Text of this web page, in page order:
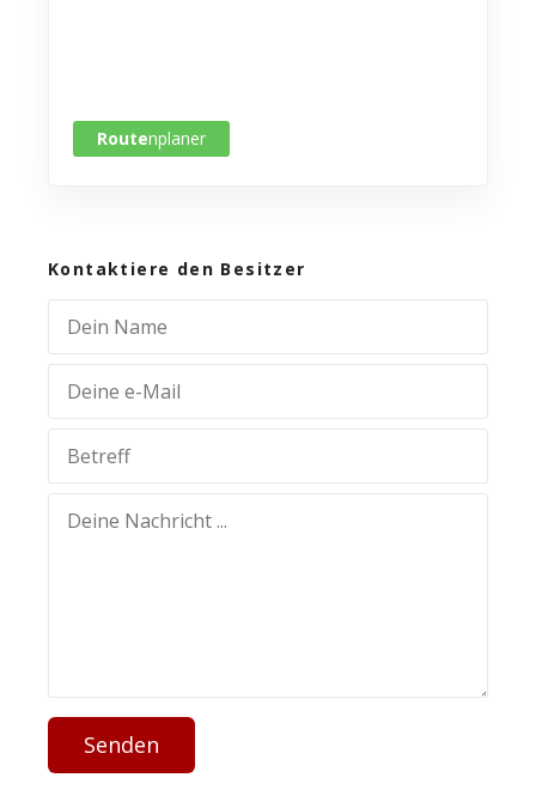
Routenplaner
Kontaktiere den Besitzer
Senden